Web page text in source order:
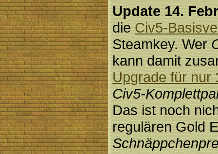
Update 14.
dieCiv5-
Steamkey. Wer
kann damit
Upgrade für nur
Civ5-
Das ist noch
regulären Gold